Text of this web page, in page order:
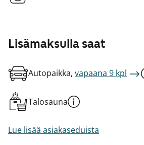
Lisämaksulla saat
Autopaikka, vapaana 9 kpl
Talosauna
Lue lisää asiakaseduista